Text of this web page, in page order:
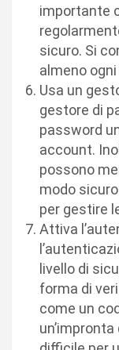
importante
sicuro. Si
almeno
Usa un
gestore di
password
account.
possono
modo
per gestire
Attiva
livello di
forma di
come un